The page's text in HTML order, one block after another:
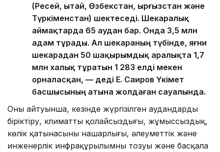
(Ресей, Қытай, Өзбекстан, Қырғызстан және
Түркіменстан) шектеседі. Шекаралық
аймақтарда 65 аудан бар. Онда 3,5 млн
адам тұрады. Ал шекараның түбінде, яғни
шекарадан 50 шақырымдық аралықта 1,7
млн халық тұратын 1 283 елді мекен
орналасқан, — деді Е. Саиров Үкімет
басшысының атына жолдаған сауалында.
Оның айтуынша, кезінде жүргізілген аудандарды
біріктіру, климаттың қолайсыздығы, жұмыссыздық,
көлік қатынасының нашарлығы, әлеуметтік және
инженерлік инфрақұрылымның тозуы және басқала